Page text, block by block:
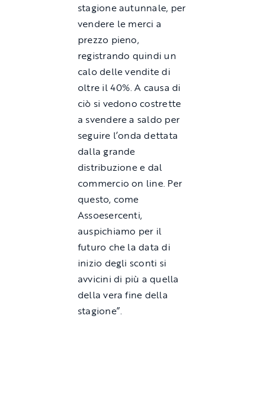
stagione autunnale, per
vendere le merci a
prezzo pieno,
registrando quindi un
calo delle vendite di
oltre il 40%. A causa di
ciò si vedono costrette
a svendere a saldo per
seguire l’onda dettata
dalla grande
distribuzione e dal
commercio on line. Per
questo, come
Assoesercenti,
auspichiamo per il
futuro che la data di
inizio degli sconti si
avvicini di più a quella
della vera fine della